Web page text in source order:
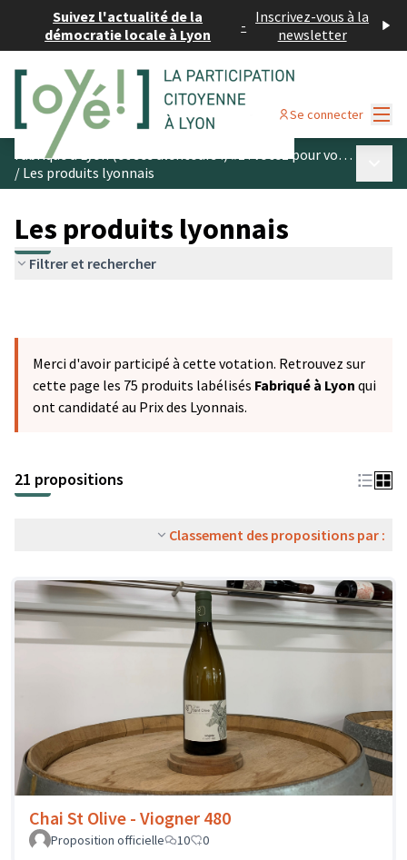
Suivez l'actualité de la
démocratie locale à Lyon
- Inscrivez-vous à la
newsletter
Se connecter
Fabriqué à Lyon (et ses alentours !) #1 : votez pour vos produits préférés
/ Les produits lyonnais
Les produits lyonnais
Filtrer et rechercher
Merci d'avoir participé à cette votation. Retrouvez sur
cette page les 75 produits labélisés Fabriqué à Lyon qui
ont candidaté au Prix des Lyonnais.
21 propositions
Classement des propositions par :
Chai St Olive - Viogner 480
Proposition officielle 10 0